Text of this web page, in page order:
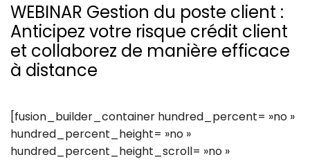
WEBINAR Gestion du poste client :
Anticipez votre risque crédit client
et collaborez de manière efficace
à distance
[fusion_builder_container hundred_percent= »no »
hundred_percent_height= »no »
hundred_percent_height_scroll= »no »